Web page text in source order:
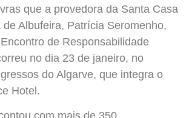
que a provedora da Santa Casa
Albufeira, Patrícia Seromenho,
de Responsabilidade
no dia 23 de janeiro, no
do Algarve, que integra o
Hotel.